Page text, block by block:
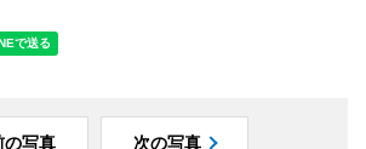
の写真 次の写真